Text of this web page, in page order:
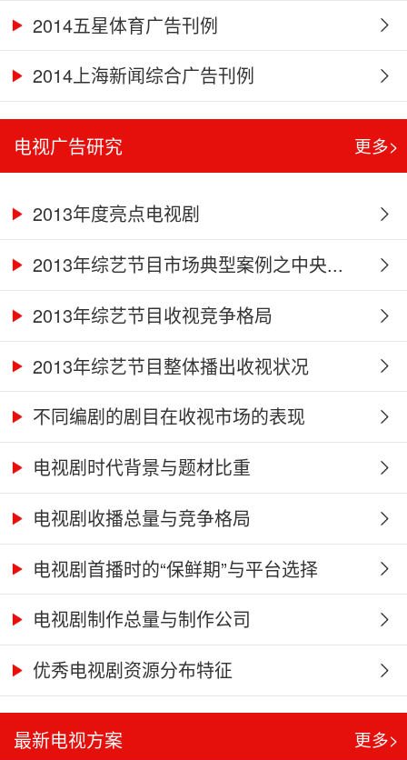
2014五星体育广告刊例
2014上海新闻综合广告刊例
电视广告研究 更多>
2013年度亮点电视剧
2013年综艺节目市场典型案例之中央...
2013年综艺节目收视竞争格局
2013年综艺节目整体播出收视状况
不同编剧的剧目在收视市场的表现
电视剧时代背景与题材比重
电视剧收播总量与竞争格局
电视剧首播时的“保鲜期”与平台选择
电视剧制作总量与制作公司
优秀电视剧资源分布特征
最新电视方案 更多>